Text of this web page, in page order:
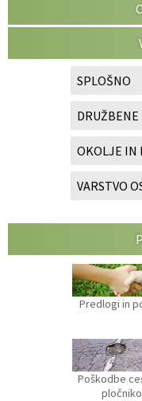
SPLOŠNO
OKOLJE IN
VARSTVO
Predlogi in
Poškodbe